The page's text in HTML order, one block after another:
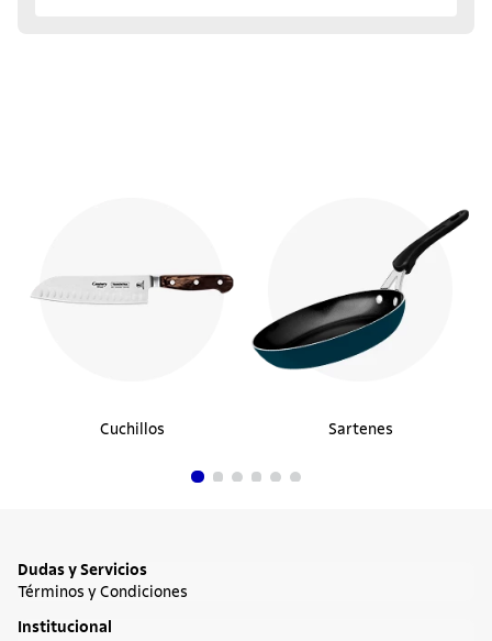
Cuchillos Sartenes
Dudas y Servicios
Términos y Condiciones
Institucional